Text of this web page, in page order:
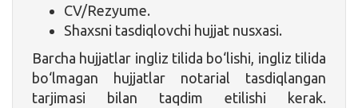
CV/Rezyume.
Shaxsni tasdiqlovchi hujjat nusxasi.
Barcha hujjatlar ingliz tilida bo‘lishi, ingliz tilida
bo‘lmagan hujjatlar notarial tasdiqlangan
tarjimasi bilan taqdim etilishi kerak.